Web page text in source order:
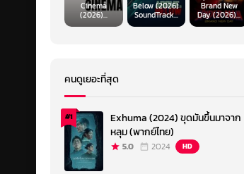
Cinema
(2026)...
Below (2026)
SoundTrack...
Brand New
Day (2026)...
คนดูเยอะที่สุด
#1
Exhuma (2024) ขุดมันขึ้นมาจาก
หลุม (พากย์ไทย)
5.0 2024 HD